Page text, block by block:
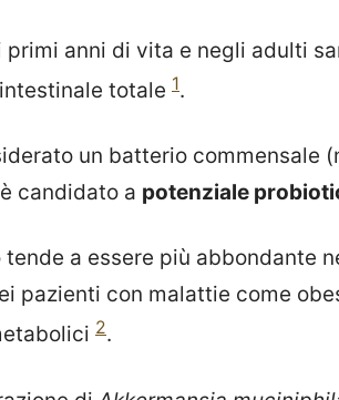
anni di vita e negli adulti
totale 1.
un batterio commensale
candidato a potenziale
a essere più abbondante
pazienti con malattie come
2.